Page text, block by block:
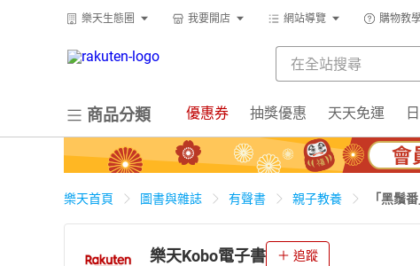
樂天生態圈 我要開店 網站導覽 購物教
商品分類 優惠券 抽獎優惠 天天免運
樂天首頁 圖書與雜誌 有聲書 親子教養 「黑鬚
樂天Kobo電子書 追蹤